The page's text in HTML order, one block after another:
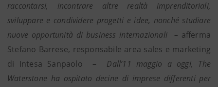
raccontarsi, incontrare altre realtà imprenditoriali,
sviluppare e condividere progetti e idee, nonché studiare
nuove opportunità di business internazionali – afferma
Stefano Barrese, responsabile area sales e marketing
di Intesa Sanpaolo – Dall’11 maggio a oggi, The
Waterstone ha ospitato decine di imprese differenti per